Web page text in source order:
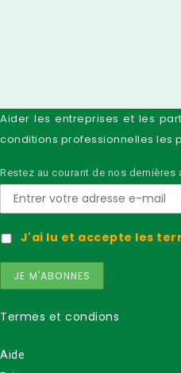
Aider les entreprises et les
conditions professionnelles les
Restez au courant de nos dernières
J'ai lu et accepte les
Termes et condions
Aide